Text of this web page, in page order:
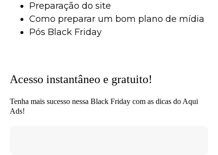
Preparação do site
Como preparar um bom plano de mídia
Pós Black Friday
Acesso instantâneo e gratuito!
Tenha mais sucesso nessa Black Friday com as dicas do Aqui
Ads!